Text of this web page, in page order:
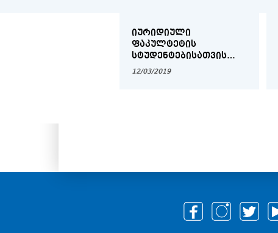
ᲘᲣᲠᲘᲓᲘᲣᲚᲘ
ᲤᲐᲙᲣᲚᲢᲔᲢᲘᲡ
ᲡᲢᲣᲓᲔᲜᲢᲔᲑᲘᲡᲐᲗᲕᲘᲡ
2018-2019 ᲡᲐᲡᲬᲐᲕᲚᲝ
12/03/2019